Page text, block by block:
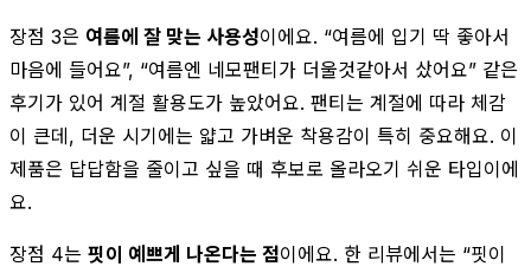
장점 3은 여름에 잘 맞는 사용성이에요. “여름에 입기 딱 좋아서
마음에 들어요”, “여름엔 네모팬티가 더울것같아서 샀어요” 같은
후기가 있어 계절 활용도가 높았어요. 팬티는 계절에 따라 체감
이 큰데, 더운 시기에는 얇고 가벼운 착용감이 특히 중요해요. 이
제품은 답답함을 줄이고 싶을 때 후보로 올라오기 쉬운 타입이에
요.
장점 4는 핏이 예쁘게 나온다는 점이에요. 한 리뷰에서는 “핏이